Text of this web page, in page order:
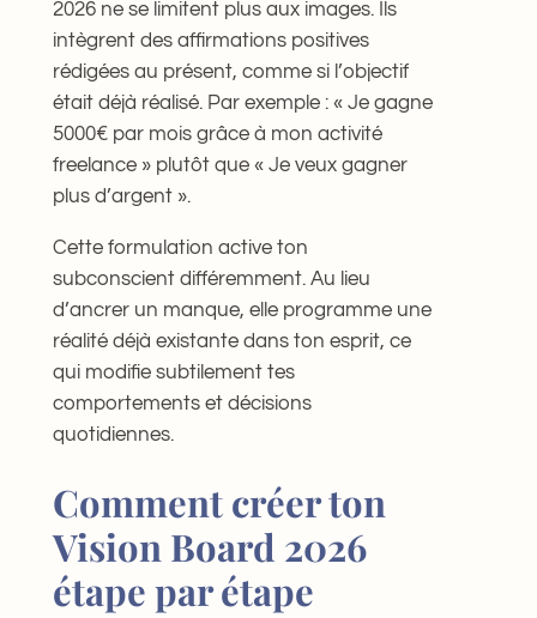
2026 ne se limitent plus aux images. Ils
intègrent des affirmations positives
rédigées au présent, comme si l’objectif
était déjà réalisé. Par exemple : « Je gagne
5000€ par mois grâce à mon activité
freelance » plutôt que « Je veux gagner
plus d’argent ».
Cette formulation active ton
subconscient différemment. Au lieu
d’ancrer un manque, elle programme une
réalité déjà existante dans ton esprit, ce
qui modifie subtilement tes
comportements et décisions
quotidiennes.
Comment créer ton
Vision Board 2026
étape par étape